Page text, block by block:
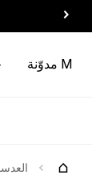
M مدوّنة